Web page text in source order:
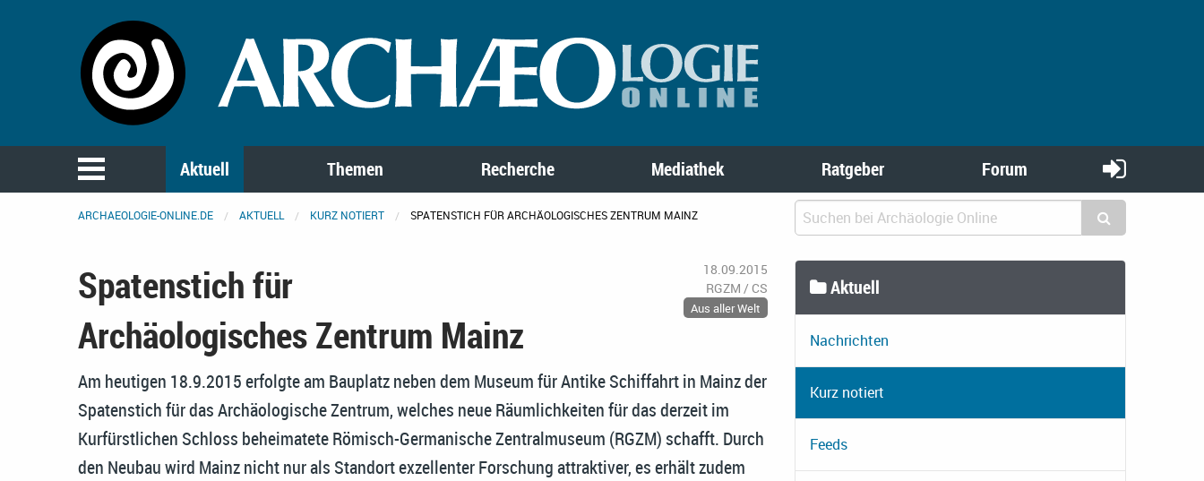
Aktuell Themen Recherche Mediathek Ratgeber Forum
ARCHAEOLOGIE-ONLINE.DE AKTUELL KURZ NOTIERT SPATENSTICH FÜR ARCHÄOLOGISCHES ZENTRUM MAINZ
Spatenstich für
Archäologisches Zentrum Mainz
18.09.2015
RGZM / CS
Aus aller Welt
Am heutigen 18.9.2015 erfolgte am Bauplatz neben dem Museum für Antike Schiffahrt in Mainz der
Spatenstich für das Archäologische Zentrum, welches neue Räumlichkeiten für das derzeit im
Kurfürstlichen Schloss beheimatete Römisch-Germanische Zentralmuseum (RGZM) schafft. Durch
den Neubau wird Mainz nicht nur als Standort exzellenter Forschung attraktiver, es erhält zudem
Aktuell
Nachrichten
Kurz notiert
Feeds